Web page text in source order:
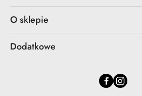
O sklepie
Dodatkowe